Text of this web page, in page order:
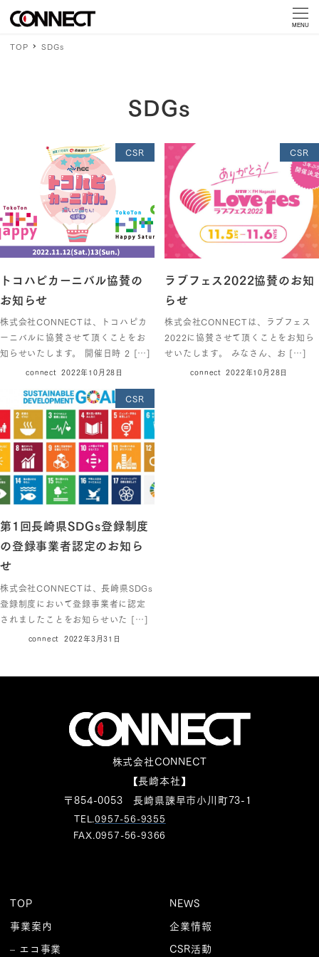
MENU
TOP SDGs
SDGs
CSR
トコハピカーニバル協賛の
お知らせ
株式会社CONNECTは、トコハピカ
ーニバルに協賛させて頂くことをお
知らせいたします。 開催日時 2 […]
connect 2022年10月28日
CSR
ラブフェス2022協賛のお知
らせ
株式会社CONNECTは、ラブフェス
2022に協賛させて頂くことをお知ら
せいたします。 みなさん、お […]
connect 2022年10月28日
CSR
第1回長崎県SDGs登録制度
の登録事業者認定のお知ら
せ
株式会社CONNECTは、長崎県SDGs
登録制度において登録事業者に認定
されましたことをお知らせいた […]
connect 2022年3月31日
株式会社CONNECT
【長崎本社】
〒854-0053 長崎県諫早市小川町73-1
TEL.0957-56-9355
FAX.0957-56-9366
TOP
事業案内
– エコ事業
NEWS
企業情報
CSR活動